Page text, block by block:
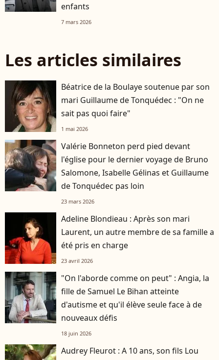
enfants
7 mars 2026
Les articles similaires
Béatrice de la Boulaye soutenue par son
mari Guillaume de Tonquédec : "On ne
sait pas quoi faire"
1 mai 2026
Valérie Bonneton perd pied devant
l'église pour le dernier voyage de Bruno
Salomone, Isabelle Gélinas et Guillaume
de Tonquédec pas loin
23 mars 2026
Adeline Blondieau : Après son mari
Laurent, un autre membre de sa famille a
été pris en charge
23 avril 2026
"On l'aborde comme on peut" : Angia, la
fille de Samuel Le Bihan atteinte
d'autisme et qu'il élève seule face à de
nouveaux défis
18 juin 2026
Audrey Fleurot : A 10 ans, son fils Lou